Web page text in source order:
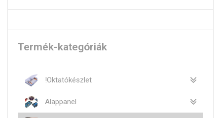
Termék-kategóriák
!Oktatókészlet
Alappanel